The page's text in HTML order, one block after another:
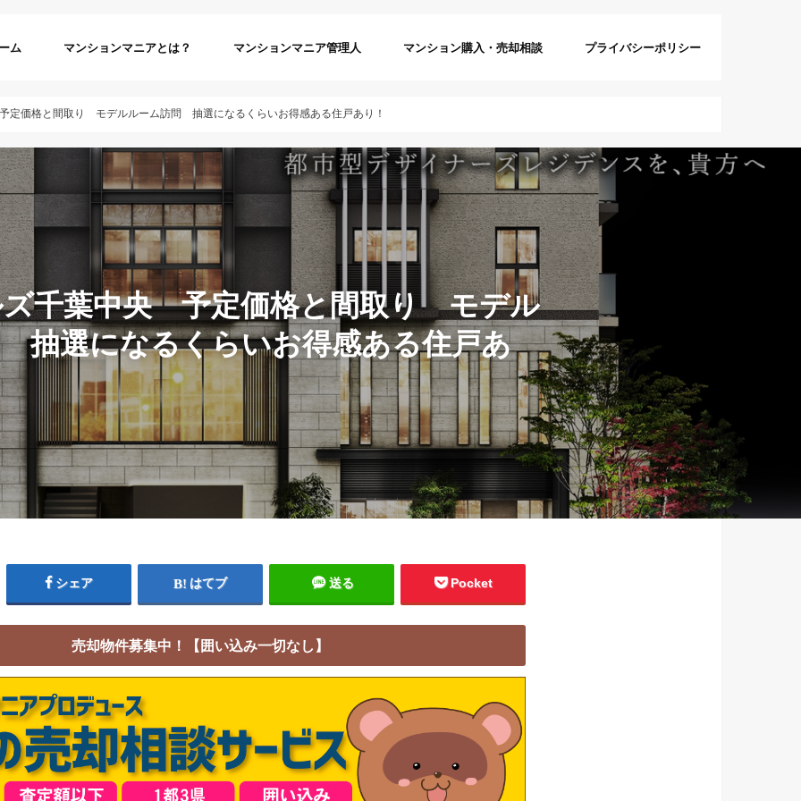
ム マンションマニアとは？ マンションマニア管理人 マンション購入・売却相談 プライバシーポリシー
定価格と間取り モデルルーム訪問 抽選になるくらいお得感ある住戸あり！
ズ千葉中央 予定価格と間取り モデル
抽選になるくらいお得感ある住戸あ
シェア はてブ 送る Pocket
売却物件募集中！【囲い込み一切なし】